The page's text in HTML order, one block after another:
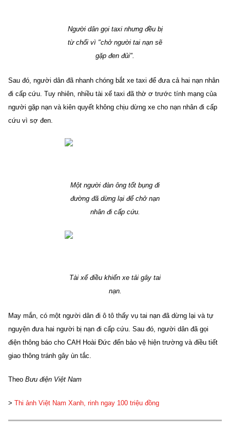
Người dân gọi taxi nhưng đều bị
từ chối vì "chở người tai nạn sẽ
gặp đen đủi".
Sau đó, người dân đã nhanh chóng bắt xe taxi để đưa cả hai nạn nhân
đi cấp cứu. Tuy nhiên, nhiều tài xế taxi đã thờ ơ trước tính mạng của
người gặp nạn và kiên quyết không chịu dừng xe cho nạn nhân đi cấp
cứu vì sợ đen.
Một người đàn ông tốt bụng đi
đường đã dừng lại để chở nạn
nhân đi cấp cứu.
Tài xế điều khiển xe tải gây tai
nạn.
May mắn, có một người dân đi ô tô thấy vụ tai nạn đã dừng lại và tự
nguyện đưa hai người bị nạn đi cấp cứu. Sau đó, người dân đã gọi
điện thông báo cho CAH Hoài Đức đến bảo vệ hiện trường và điều tiết
giao thông tránh gây ùn tắc.
Theo Bưu điện Việt Nam
> Thi ảnh Việt Nam Xanh, rinh ngay 100 triệu đồng